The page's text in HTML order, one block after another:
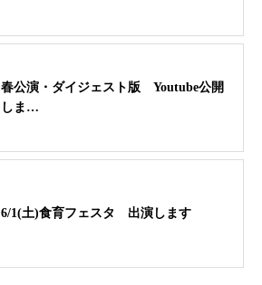
春公演・ダイジェスト版 Youtube公開
しま…
6/1(土)食育フェスタ 出演します